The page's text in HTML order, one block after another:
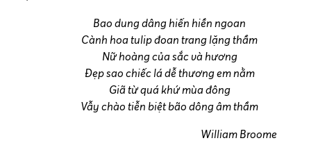
Bao dung dâng hiến hiền ngoan
Cành hoa tulip đoan trang lặng thầm
Nữ hoàng của sắc và hương
Đẹp sao chiếc lá dễ thương em nằm
Giã từ quá khứ mùa đông
Vẫy chào tiễn biệt bão dông âm thầm
William Broome